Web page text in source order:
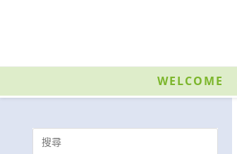
內
WELCOME
Search
for: